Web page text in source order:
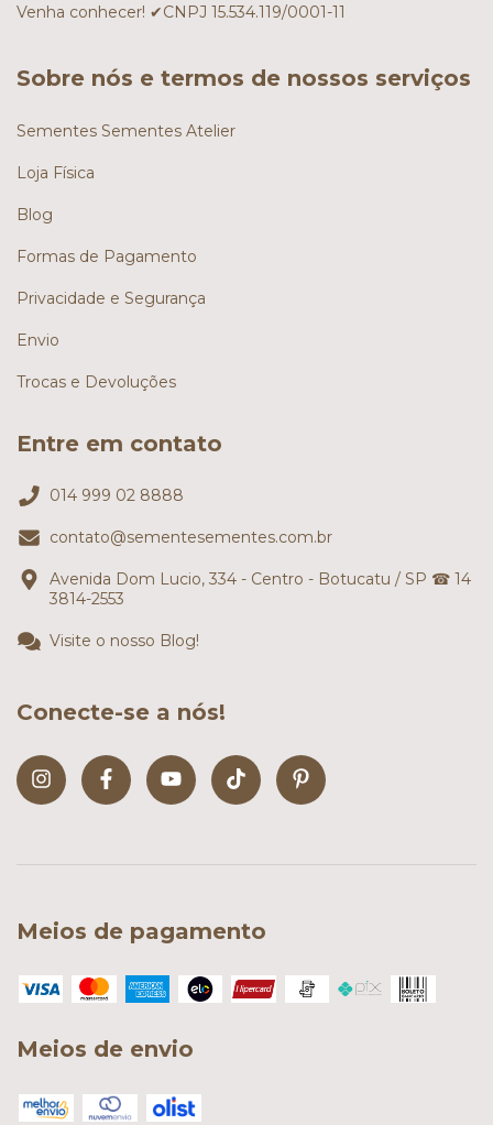
Venha conhecer! ✔CNPJ 15.534.119/0001-11
Sobre nós e termos de nossos serviços
Sementes Sementes Atelier
Loja Física
Blog
Formas de Pagamento
Privacidade e Segurança
Envio
Trocas e Devoluções
Entre em contato
014 999 02 8888
contato@sementesementes.com.br
Avenida Dom Lucio, 334 - Centro - Botucatu / SP ☎ 14
3814-2553
Visite o nosso Blog!
Conecte-se a nós!
Meios de pagamento
Meios de envio